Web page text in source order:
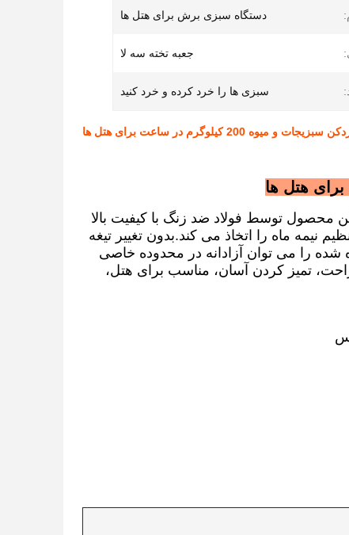
دستگاه سبزی برش برای هتل ها
جعبه تخته سه لا
سبزی ها را خرد کرده و خرد کنید
و میوه 200 کیلوگرم در ساعت برای هتل ها
توسط فولاد ضد زنگ با کیفیت بالا
ماه را اتخاذ می کند.بدون تغییر تیغه
را می توان آزادانه در محدوده خاصی
تمیز کردن آسان، مناسب برای هتل،